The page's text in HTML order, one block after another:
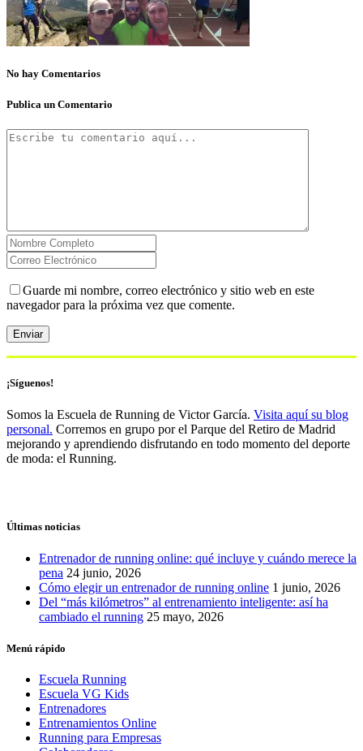
No hay Comentarios
Publica un Comentario
Guarde mi nombre, correo electrónico y sitio web en este
navegador para la próxima vez que comente.
¡Síguenos!
Somos la Escuela de Running de Victor García. Visita aquí su blog
personal. Corremos en grupo por el Parque del Retiro de Madrid
mejorando y aprendiendo disfrutando en todo momento del deporte
de moda: el Running.
Últimas noticias
Entrenador de running online: qué incluye y cuándo merece la
pena 24 junio, 2026
Cómo elegir un entrenador de running online 1 junio, 2026
Del “más kilómetros” al entrenamiento inteligente: así ha
cambiado el running 25 mayo, 2026
Menú rápido
Escuela Running
Escuela VG Kids
Entrenadores
Entrenamientos Online
Running para Empresas